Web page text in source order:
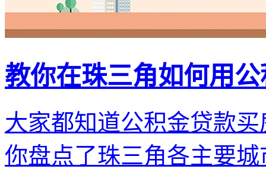
教你在珠三角如何用
大家都知道公积金贷款
你盘点了珠三角各主要